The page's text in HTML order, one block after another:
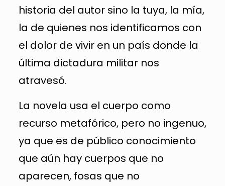
historia del autor sino la tuya, la mía,
la de quienes nos identificamos con
el dolor de vivir en un país donde la
última dictadura militar nos
atravesó.
La novela usa el cuerpo como
recurso metafórico, pero no ingenuo,
ya que es de público conocimiento
que aún hay cuerpos que no
aparecen, fosas que no